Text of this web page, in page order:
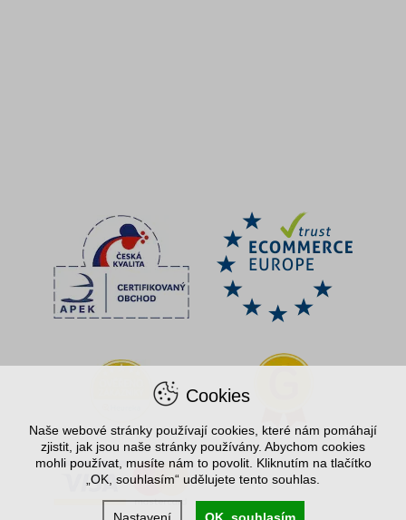
Cookies
Naše webové stránky používají cookies, které nám pomáhají
zjistit, jak jsou naše stránky používány. Abychom cookies
mohli používat, musíte nám to povolit. Kliknutím na tlačítko
„OK, souhlasím“ udělujete tento souhlas.